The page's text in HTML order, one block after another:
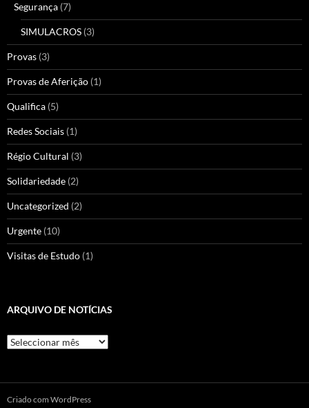
Segurança (7)
SIMULACROS (3)
Provas (3)
Provas de Aferição (1)
Qualifica (5)
Redes Sociais (1)
Régio Cultural (3)
Solidariedade (2)
Uncategorized (2)
Urgente (10)
Visitas de Estudo (1)
ARQUIVO DE NOTÍCIAS
Arquivo
de
Criado com WordPress